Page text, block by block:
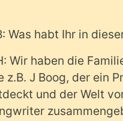
Was habt Ihr in
Wir haben die
z.B. J Boog, der ein
und der Welt